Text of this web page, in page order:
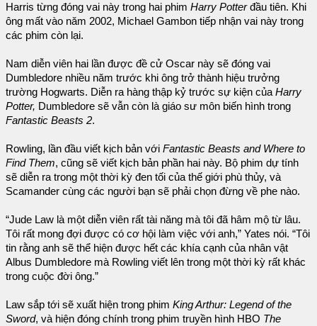
Harris từng đóng vai này trong hai phim Harry Potterđầu tiên. Khi
ông mất vào năm 2002, Michael Gambon tiếp nhận vai này trong
các phim còn lại.
Nam diễn viên hai lần được đề cử Oscar này sẽ đóng vai
Dumbledore nhiều năm trước khi ông trở thành hiệu trưởng
trường Hogwarts. Diễn ra hàng thập kỷ trước sự kiện của Harry
Potter, Dumbledore sẽ vẫn còn là giáo sư môn biến hình trong
Fantastic Beasts 2.
Rowling, lần đầu viết kịch bản với Fantastic Beasts and Where to
Find Them, cũng sẽ viết kịch bản phần hai này. Bộ phim dự tính
sẽ diễn ra trong một thời kỳ đen tối của thế giới phù thủy, và
Scamander cùng các người bạn sẽ phải chọn đừng về phe nào.
“Jude Law là một diễn viên rất tài năng mà tôi đã hâm mộ từ lâu.
Tôi rất mong đợi được có cơ hội làm việc với anh,” Yates nói. “Tôi
tin rằng anh sẽ thể hiện được hết các khía cạnh của nhân vật
Albus Dumbledore mà Rowling viết lên trong một thời kỳ rất khác
trong cuộc đời ông.”
Law sắp tới sẽ xuất hiện trong phim King Arthur: Legend of the
Sword, và hiện đóng chính trong phim truyền hình HBO The